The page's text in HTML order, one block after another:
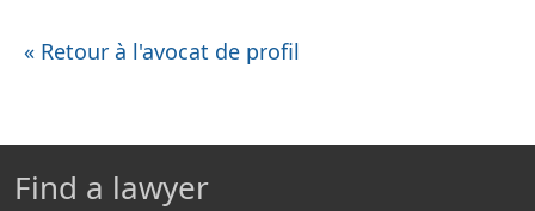
« Retour à l'avocat de profil
Find a lawyer